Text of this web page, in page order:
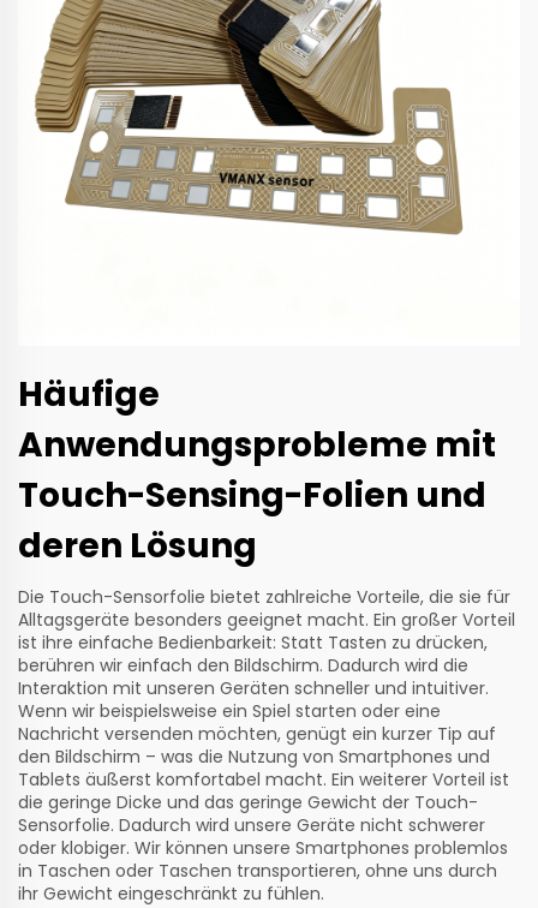
Häufige
Anwendungsprobleme mit
Touch-Sensing-Folien und
deren Lösung
Die Touch-Sensorfolie bietet zahlreiche Vorteile, die sie für
Alltagsgeräte besonders geeignet macht. Ein großer Vorteil
ist ihre einfache Bedienbarkeit: Statt Tasten zu drücken,
berühren wir einfach den Bildschirm. Dadurch wird die
Interaktion mit unseren Geräten schneller und intuitiver.
Wenn wir beispielsweise ein Spiel starten oder eine
Nachricht versenden möchten, genügt ein kurzer Tip auf
den Bildschirm – was die Nutzung von Smartphones und
Tablets äußerst komfortabel macht. Ein weiterer Vorteil ist
die geringe Dicke und das geringe Gewicht der Touch-
Sensorfolie. Dadurch wird unsere Geräte nicht schwerer
oder klobiger. Wir können unsere Smartphones problemlos
in Taschen oder Taschen transportieren, ohne uns durch
ihr Gewicht eingeschränkt zu fühlen.